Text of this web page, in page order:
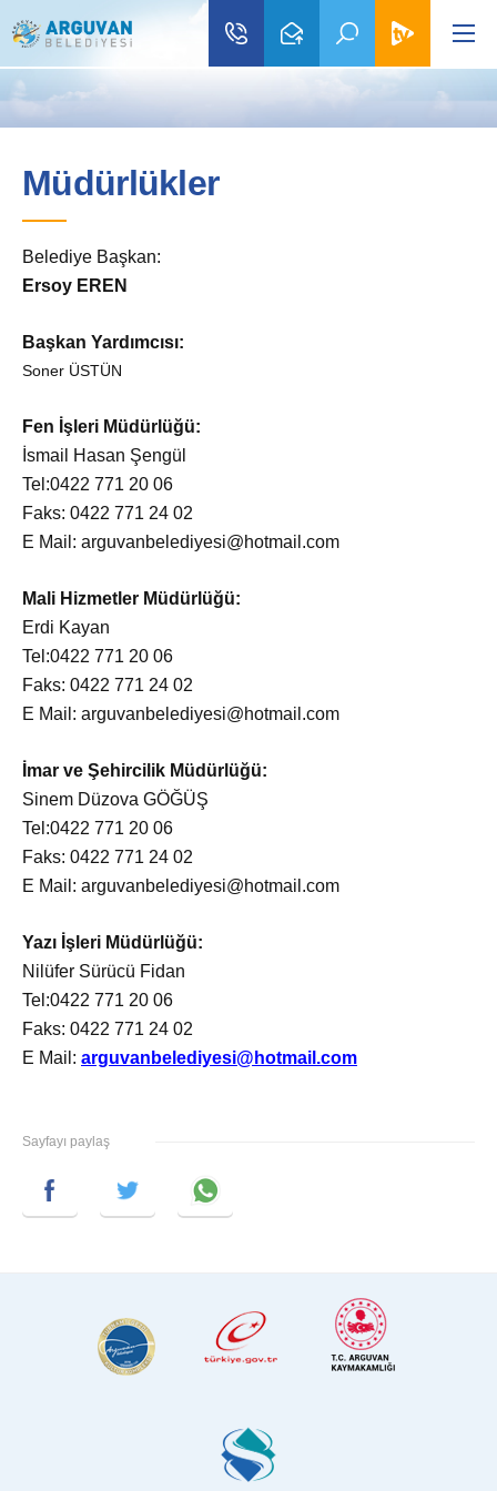
Müdürlükler
Belediye Başkan:
Ersoy EREN
Başkan Yardımcısı:
Soner ÜSTÜN
Fen İşleri Müdürlüğü:
İsmail Hasan Şengül
Tel:0422 771 20 06
Faks: 0422 771 24 02
E Mail: arguvanbelediyesi@hotmail.com
Mali Hizmetler Müdürlüğü:
Erdi Kayan
Tel:0422 771 20 06
Faks: 0422 771 24 02
E Mail: arguvanbelediyesi@hotmail.com
İmar ve Şehircilik Müdürlüğü:
Sinem Düzova GÖĞÜŞ
Tel:0422 771 20 06
Faks: 0422 771 24 02
E Mail: arguvanbelediyesi@hotmail.com
Yazı İşleri Müdürlüğü:
Nilüfer Sürücü Fidan
Tel:0422 771 20 06
Faks: 0422 771 24 02
E Mail: arguvanbelediyesi@hotmail.com
Sayfayı paylaş